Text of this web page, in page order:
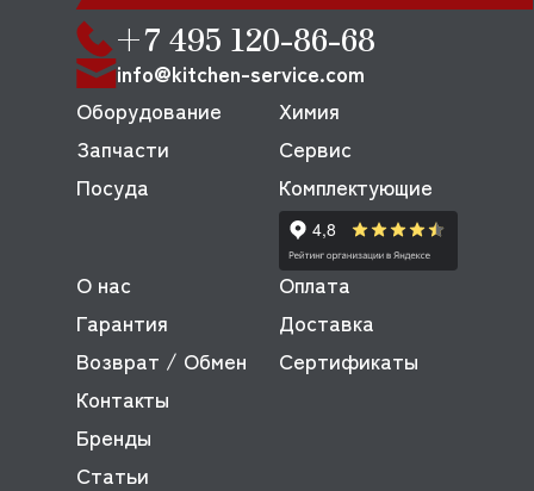
+7 495 120-86-68
info@kitchen-service.com
Оборудование
Запчасти
Посуда
Химия
Сервис
Комплектующие
О нас
Оплата
Гарантия
Доставка
Возврат / Обмен
Сертификаты
Контакты
Бренды
Статьи